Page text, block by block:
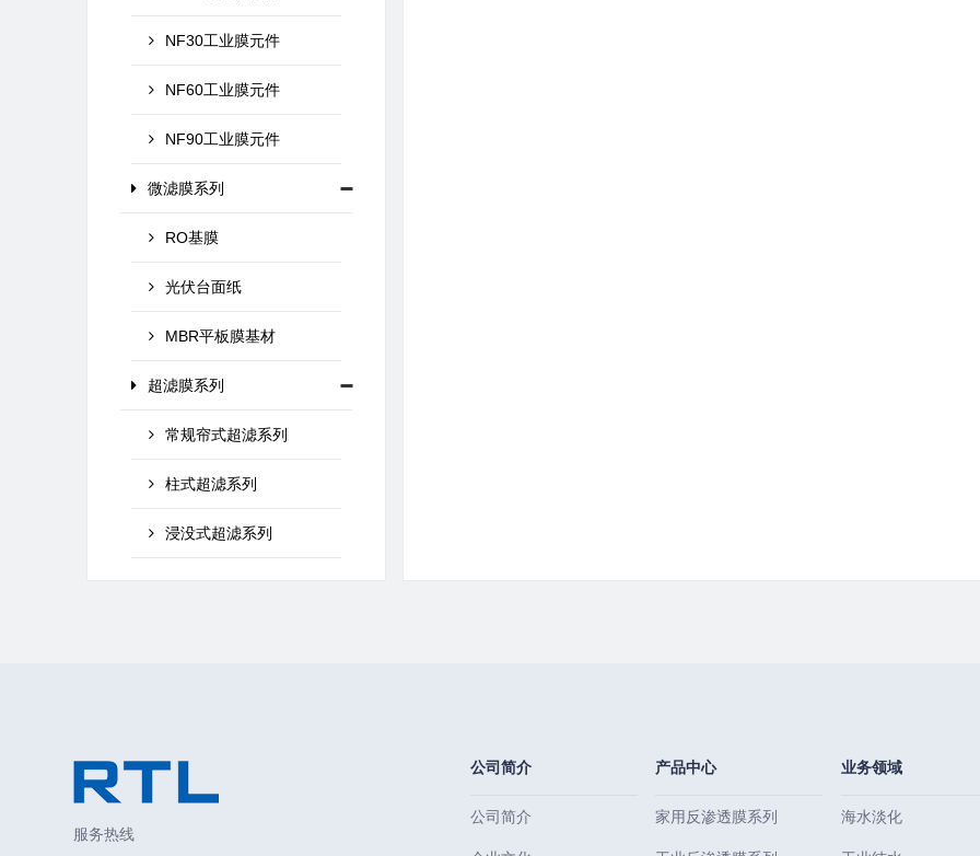
NF30工业膜元件
NF60工业膜元件
NF90工业膜元件
微滤膜系列
RO基膜
光伏台面纸
MBR平板膜基材
超滤膜系列
常规帘式超滤系列
柱式超滤系列
浸没式超滤系列
服务热线
公司简介
公司简介
产品中心
家用反渗透膜系列
业务领域
海水淡化